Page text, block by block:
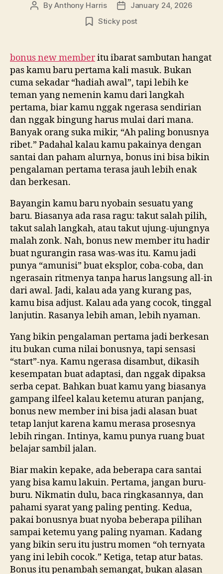
PostByAnthony Harris
Post
date
January 24, 2026
Sticky post
bonus new memberitu ibarat sambutan hangat
pas kamu baru pertama kali masuk. Bukan
cuma sekadar “hadiah awal”, tapi lebih ke
teman yang nemenin kamu dari langkah
pertama, biar kamu nggak ngerasa sendirian
dan nggak bingung harus mulai dari mana.
Banyak orang suka mikir, “Ah paling bonusnya
ribet.” Padahal kalau kamu pakainya dengan
santai dan paham alurnya, bonus ini bisa bikin
pengalaman pertama terasa jauh lebih enak
dan berkesan.
Bayangin kamu baru nyobain sesuatu yang
baru. Biasanya ada rasa ragu: takut salah pilih,
takut salah langkah, atau takut ujung-ujungnya
malah zonk. Nah, bonus new member itu hadir
buat ngurangin rasa was-was itu. Kamu jadi
punya “amunisi” buat eksplor, coba-coba, dan
ngerasain ritmenya tanpa harus langsung all-in
dari awal. Jadi, kalau ada yang kurang pas,
kamu bisa adjust. Kalau ada yang cocok, tinggal
lanjutin. Rasanya lebih aman, lebih nyaman.
Yang bikin pengalaman pertama jadi berkesan
itu bukan cuma nilai bonusnya, tapi sensasi
“start”-nya. Kamu ngerasa disambut, dikasih
kesempatan buat adaptasi, dan nggak dipaksa
serba cepat. Bahkan buat kamu yang biasanya
gampang ilfeel kalau ketemu aturan panjang,
bonus new member ini bisa jadi alasan buat
tetap lanjut karena kamu merasa prosesnya
lebih ringan. Intinya, kamu punya ruang buat
belajar sambil jalan.
Biar makin kepake, ada beberapa cara santai
yang bisa kamu lakuin. Pertama, jangan buru-
buru. Nikmatin dulu, baca ringkasannya, dan
pahami syarat yang paling penting. Kedua,
pakai bonusnya buat nyoba beberapa pilihan
sampai ketemu yang paling nyaman. Kadang
yang bikin seru itu justru momen “oh ternyata
yang ini lebih cocok.” Ketiga, tetap atur batas.
Bonus itu penambah semangat, bukan alasan